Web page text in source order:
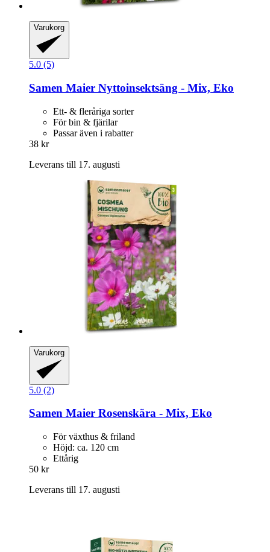
Varukorg
5.0 (5)
Samen Maier Nyttoinsektsäng -​ Mix, Eko
Ett- & fleråriga sorter
För bin & fjärilar
Passar även i rabatter
38 kr
Leverans till 17. augusti
Varukorg
5.0 (2)
Samen Maier Rosenskära -​ Mix, Eko
För växthus & friland
Höjd: ca. 120 cm
Ettårig
50 kr
Leverans till 17. augusti